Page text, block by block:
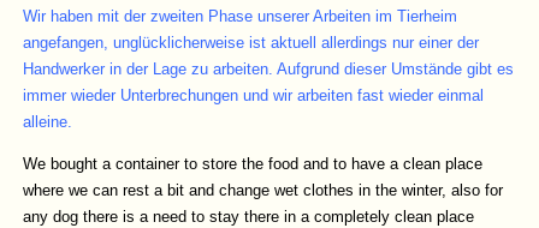
Wir haben mit der zweiten Phase unserer Arbeiten im Tierheim
angefangen, unglücklicherweise ist aktuell allerdings nur einer der
Handwerker in der Lage zu arbeiten. Aufgrund dieser Umstände gibt es
immer wieder Unterbrechungen und wir arbeiten fast wieder einmal
alleine.
We bought a container to store the food and to have a clean place
where we can rest a bit and change wet clothes in the winter, also for
any dog ​​there is a need to stay there in a completely clean place